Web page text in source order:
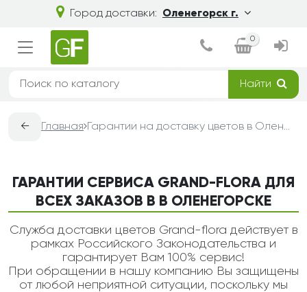
Город доставки: Оленегорск г.
0
Найти
← Главная Гарантии на доставку цветов в Оленегорске — Grand-Flora
ГАРАНТИИ СЕРВИСА GRAND-FLORA ДЛЯ
ВСЕХ ЗАКАЗОВ В В ОЛЕНЕГОРСКЕ
Служба доставки цветов Grand-flora действует в
рамках Российского Законодательства и
гарантирует Вам 100% сервис!
При обращении в нашу компанию Вы защищены
от любой неприятной ситуации, поскольку мы